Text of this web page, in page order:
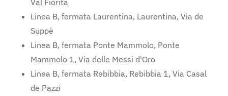
Linea B, fermata Laurentina, Laurentina, Via de
Suppè
Linea B, fermata Ponte Mammolo, Ponte
Mammolo 1, Via delle Messi d'Oro
Linea B, fermata Rebibbia, Rebibbia 1, Via Casal
de Pazzi